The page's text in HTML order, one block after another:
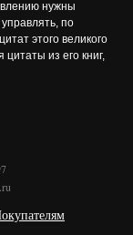
нужны
по
этого великого
из его книг,